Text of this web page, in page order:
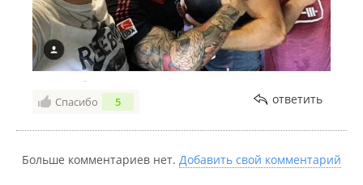
Спасибо 5 ответить
Больше комментариев нет. Добавить свой комментарий